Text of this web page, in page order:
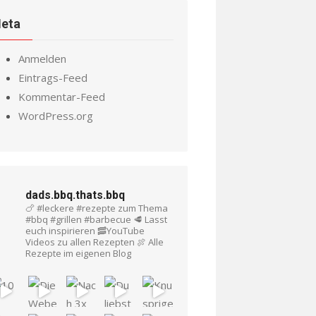
Anmelden
Eintrags-Feed
Kommentar-Feed
WordPress.org
dads.bbq.thats.bbq
🍗 #leckere #rezepte zum Thema
#bbq #grillen #barbecue 🥩 Lasst
euch inspirieren 🥓YouTube
Videos zu allen Rezepten 🍖 Alle
Rezepte im eigenen Blog